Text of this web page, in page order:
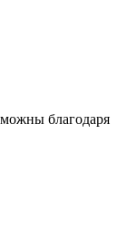
благодаря